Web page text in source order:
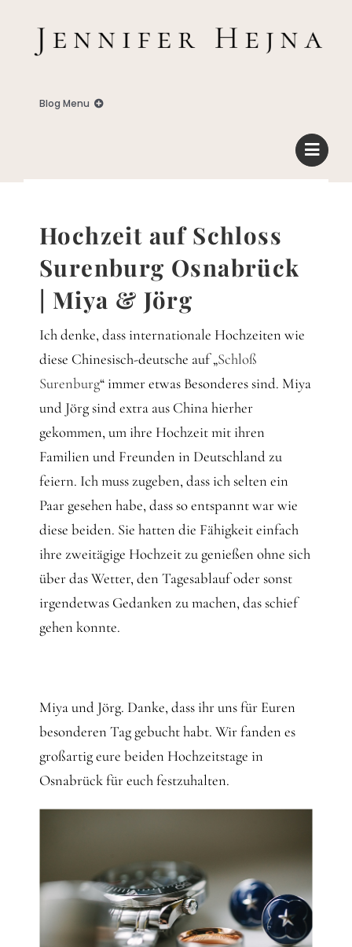
Blog Menu
Business
Familie
Gedanken
Mindset
Schreiben
Hochzeit auf Schloss
Surenburg Osnabrück
| Miya & Jörg
Ich denke, dass internationale Hochzeiten wie
diese Chinesisch-deutsche auf „Schloß
Surenburg“ immer etwas Besonderes sind. Miya
und Jörg sind extra aus China hierher
gekommen, um ihre Hochzeit mit ihren
Familien und Freunden in Deutschland zu
feiern. Ich muss zugeben, dass ich selten ein
Paar gesehen habe, dass so entspannt war wie
diese beiden. Sie hatten die Fähigkeit einfach
ihre zweitägige Hochzeit zu genießen ohne sich
über das Wetter, den Tagesablauf oder sonst
irgendetwas Gedanken zu machen, das schief
gehen konnte.
Miya und Jörg. Danke, dass ihr uns für Euren
besonderen Tag gebucht habt. Wir fanden es
großartig eure beiden Hochzeitstage in
Osnabrück für euch festzuhalten.